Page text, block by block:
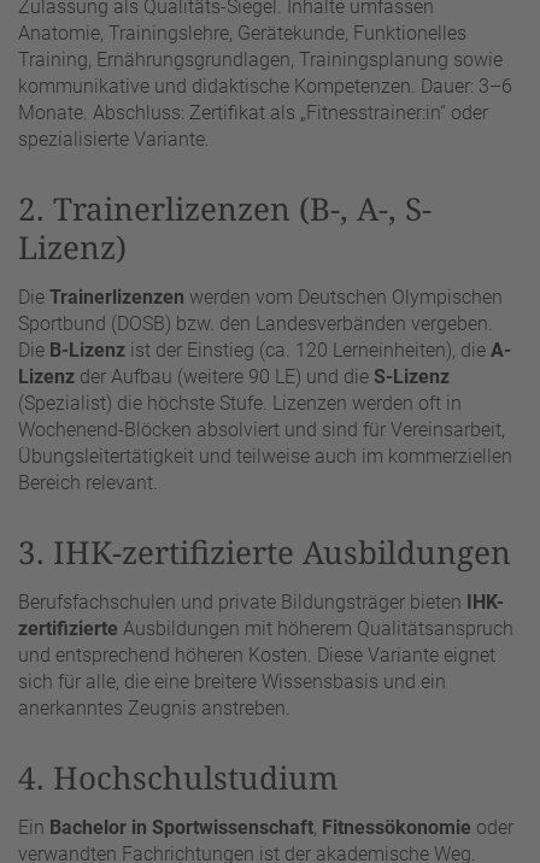
Zulassung als Qualitäts-Siegel. Inhalte umfassen
Anatomie, Trainingslehre, Gerätekunde, Funktionelles
Training, Ernährungsgrundlagen, Trainingsplanung sowie
kommunikative und didaktische Kompetenzen. Dauer: 3–6
Monate. Abschluss: Zertifikat als „Fitnesstrainer:in“ oder
spezialisierte Variante.
2. Trainerlizenzen (B-, A-, S-
Lizenz)
Die Trainerlizenzen werden vom Deutschen Olympischen
Sportbund (DOSB) bzw. den Landesverbänden vergeben.
Die B-Lizenz ist der Einstieg (ca. 120 Lerneinheiten), die A-
Lizenz der Aufbau (weitere 90 LE) und die S-Lizenz
(Spezialist) die höchste Stufe. Lizenzen werden oft in
Wochenend-Blöcken absolviert und sind für Vereinsarbeit,
Übungsleitertätigkeit und teilweise auch im kommerziellen
Bereich relevant.
3. IHK-zertifizierte Ausbildungen
Berufsfachschulen und private Bildungsträger bieten
IHK-
zertifizierte Ausbildungen mit höherem Qualitätsanspruch
und entsprechend höheren Kosten. Diese Variante eignet
sich für alle, die eine breitere Wissensbasis und ein
anerkanntes Zeugnis anstreben.
4. Hochschulstudium
Ein Bachelor in Sportwissenschaft, Fitnessökonomie oder
verwandten Fachrichtungen ist der akademische Weg.